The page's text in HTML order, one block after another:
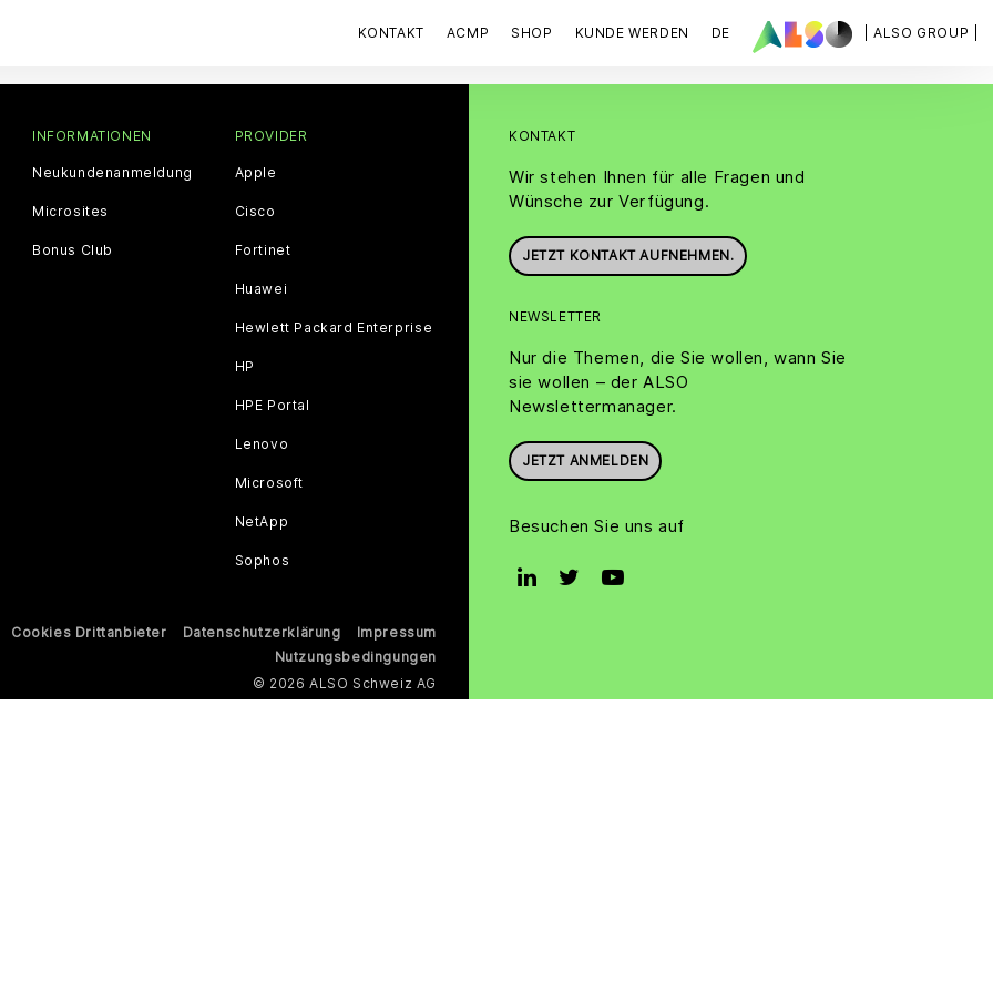
| ALSO GROUP |
KONTAKT ACMP SHOP KUNDE WERDEN DE
KONTAKT
Wir stehen Ihnen für alle Fragen und
Wünsche zur Verfügung.
JETZT KONTAKT AUFNEHMEN.
NEWSLETTER
Nur die Themen, die Sie wollen, wann Sie
sie wollen – der ALSO
Newslettermanager.
JETZT ANMELDEN
Besuchen Sie uns auf
INFORMATIONEN
Neukundenanmeldung
Microsites
Bonus Club
PROVIDER
Apple
Cisco
Fortinet
Huawei
Hewlett Packard Enterprise
HP
HPE Portal
Lenovo
Microsoft
NetApp
Sophos
Cookies Drittanbieter Datenschutzerklärung
Impressum
Nutzungsbedingungen
© 2026 ALSO Schweiz AG